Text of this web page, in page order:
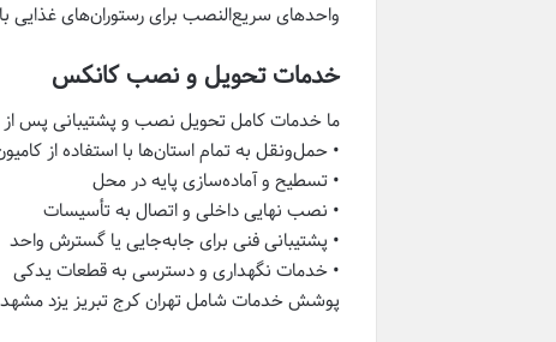
واحدهای سریع‌النصب برای رستوران‌های غذایی
خدمات تحویل و نصب کانکس
ما خدمات کامل تحویل نصب و پشتیبانی پس از
• حمل‌ونقل به تمام استان‌ها با استفاده از
• تسطیح و آماده‌سازی پایه در محل
• نصب نهایی داخلی و اتصال به تأسیسات
• پشتیبانی فنی برای جابه‌جایی یا گسترش واحد
• خدمات نگهداری و دسترسی به قطعات یدکی
پوشش خدمات شامل تهران کرج تبریز یزد